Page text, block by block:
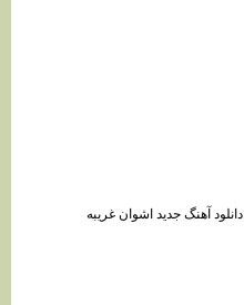
دانلود آهنگ جدید اشوان غریبه